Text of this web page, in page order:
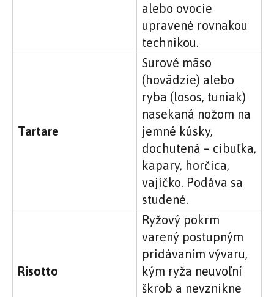
alebo ovocie
upravené rovnakou
technikou.
Tartare
Surové mäso
(hovädzie) alebo
ryba (losos, tuniak)
nasekaná nožom na
jemné kúsky,
dochutená – cibuľka,
kapary, horčica,
vajíčko. Podáva sa
studené.
Risotto
Ryžový pokrm
varený postupným
pridávaním vývaru,
kým ryža neuvoľní
škrob a nevznikne